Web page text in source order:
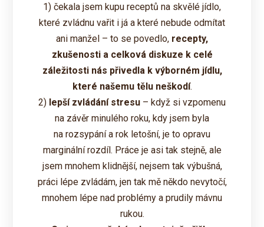
1) čekala jsem kupu receptů na skvělé jídlo,
které zvládnu vařit i já a které nebude odmítat
ani manžel – to se povedlo, recepty,
zkušenosti a celková diskuze k celé
záležitosti nás přivedla k výborném jídlu,
které našemu tělu neškodí.
2) lepší zvládání stresu – když si vzpomenu
na závěr minulého roku, kdy jsem byla
na rozsypání a rok letošní, je to opravu
marginální rozdíl. Práce je asi tak stejně, ale
jsem mnohem klidnější, nejsem tak výbušná,
práci lépe zvládám, jen tak mě někdo nevytočí,
mnohem lépe nad problémy a prudily mávnu
rukou.